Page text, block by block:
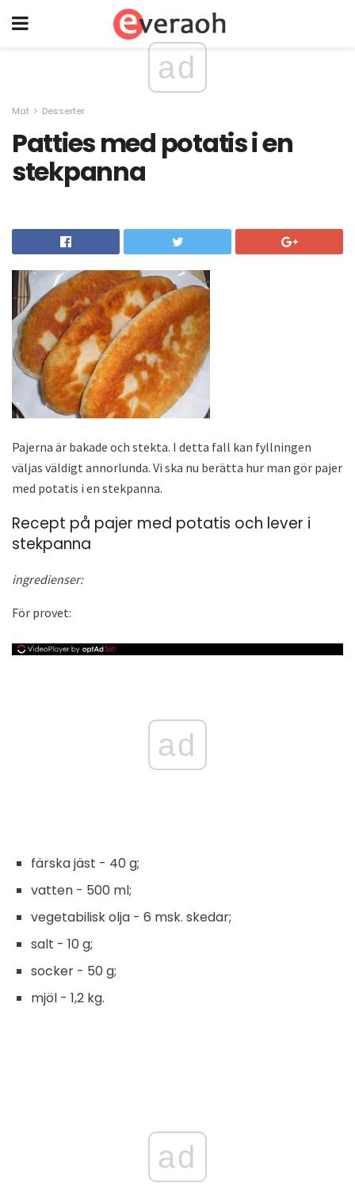
ad
Mat Desserter
Patties med potatis i en
stekpanna
Pajerna är bakade och stekta. I detta fall kan fyllningen
väljas väldigt annorlunda. Vi ska nu berätta hur man gör pajer
med potatis i en stekpanna.
Recept på pajer med potatis och lever i
stekpanna
ingredienser:
För provet:
ad
färska jäst - 40 g;
vatten - 500 ml;
vegetabilisk olja - 6 msk. skedar;
salt - 10 g;
socker - 50 g;
mjöl - 1,2 kg.
ad